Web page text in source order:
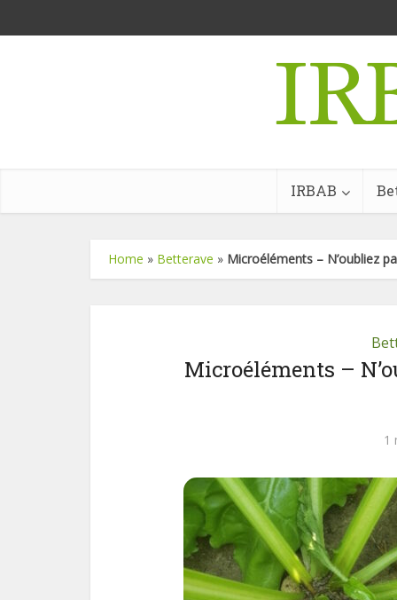
IRBAB
Home » Betterave » Microéléments – N’oubliez
Microéléments –
1